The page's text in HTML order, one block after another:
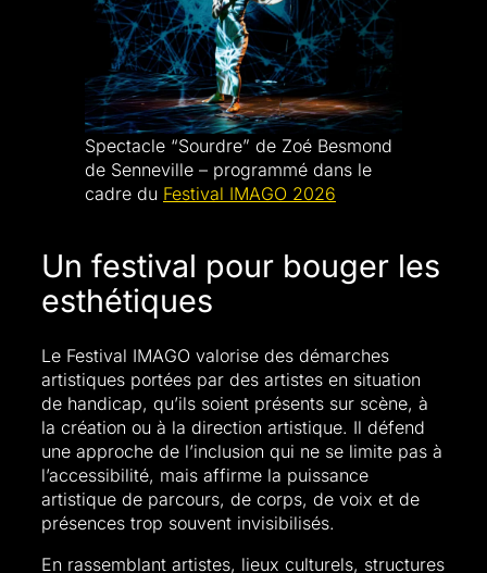
Spectacle “Sourdre” de Zoé Besmond
de Senneville – programmé dans le
cadre du Festival IMAGO 2026
Un festival pour bouger les
esthétiques
Le Festival IMAGO valorise des démarches
artistiques portées par des artistes en situation
de handicap, qu’ils soient présents sur scène, à
la création ou à la direction artistique. Il défend
une approche de l’inclusion qui ne se limite pas à
l’accessibilité, mais affirme la puissance
artistique de parcours, de corps, de voix et de
présences trop souvent invisibilisés.
En rassemblant artistes, lieux culturels, structures